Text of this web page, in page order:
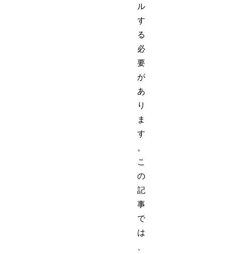
ル
す
る
必
要
が
あ
り
ま
す
。
こ
の
記
事
で
は